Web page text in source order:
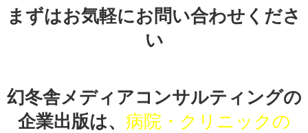
まずはお気軽にお問い合わせくださ
い
幻冬舎メディアコンサルティングの
企業出版は、 病院・クリニックの